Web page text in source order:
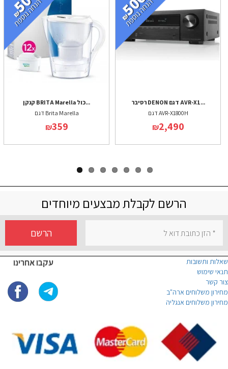
קנקן BRITA Marella כול...
דגם Brita Marella
₪359
רסיבר DENON דגם AVR-X1...
דגם AVR-X1800H
₪2,490
הרשם לקבלת מבצעים מיוחדים
הרשם
עקבו אחרינו
שאלות ותשובות
תנאי שימוש
צור קשר
מחירון משלוחים ארה"ב
מחירון משלוחים אנגליה